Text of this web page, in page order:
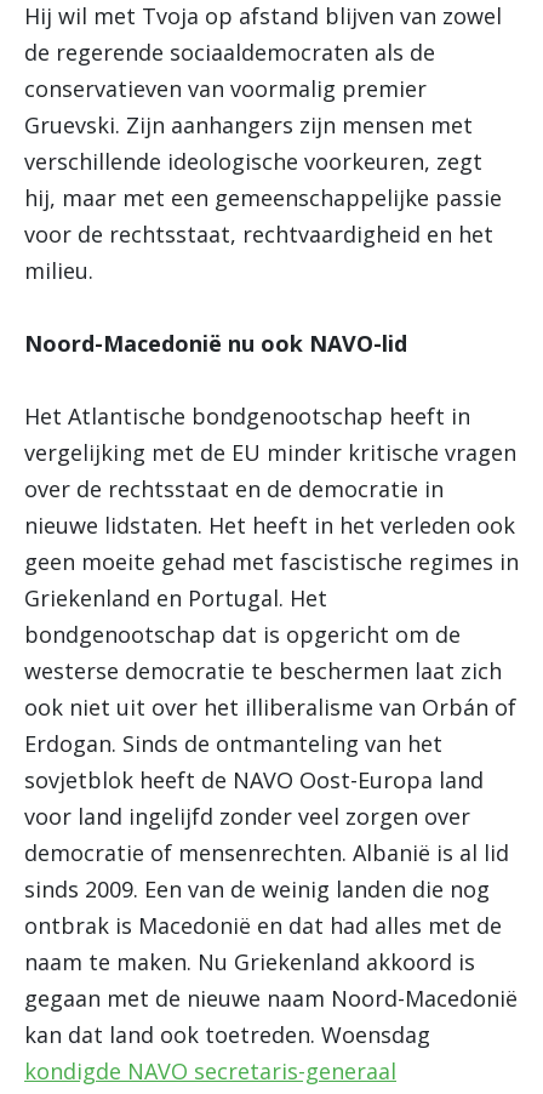
Hij wil met Tvoja op afstand blijven van zowel
de regerende sociaaldemocraten als de
conservatieven van voormalig premier
Gruevski. Zijn aanhangers zijn mensen met
verschillende ideologische voorkeuren, zegt
hij, maar met een gemeenschappelijke passie
voor de rechtsstaat, rechtvaardigheid en het
milieu.
Noord-Macedonië nu ook NAVO-lid
Het Atlantische bondgenootschap heeft in
vergelijking met de EU minder kritische vragen
over de rechtsstaat en de democratie in
nieuwe lidstaten. Het heeft in het verleden ook
geen moeite gehad met fascistische regimes in
Griekenland en Portugal. Het
bondgenootschap dat is opgericht om de
westerse democratie te beschermen laat zich
ook niet uit over het illiberalisme van Orbán of
Erdogan. Sinds de ontmanteling van het
sovjetblok heeft de NAVO Oost-Europa land
voor land ingelijfd zonder veel zorgen over
democratie of mensenrechten. Albanië is al lid
sinds 2009. Een van de weinig landen die nog
ontbrak is Macedonië en dat had alles met de
naam te maken. Nu Griekenland akkoord is
gegaan met de nieuwe naam Noord-Macedonië
kan dat land ook toetreden. Woensdag
kondigde NAVO secretaris-generaal